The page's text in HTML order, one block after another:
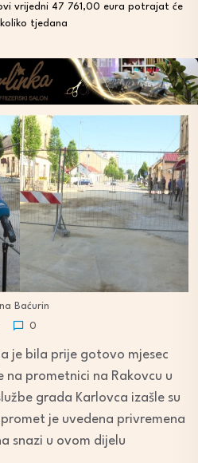
vrijedni 47 761,00 eura potrajat će
tjedana
Baćurin
0
je bila prije gotovo mjesec
na prometnici na Rakovcu u
grada Karlovca izašle su
je uvedena privremena
snazi u ovom dijelu